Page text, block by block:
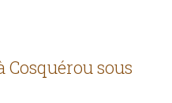
Cosquérou sous